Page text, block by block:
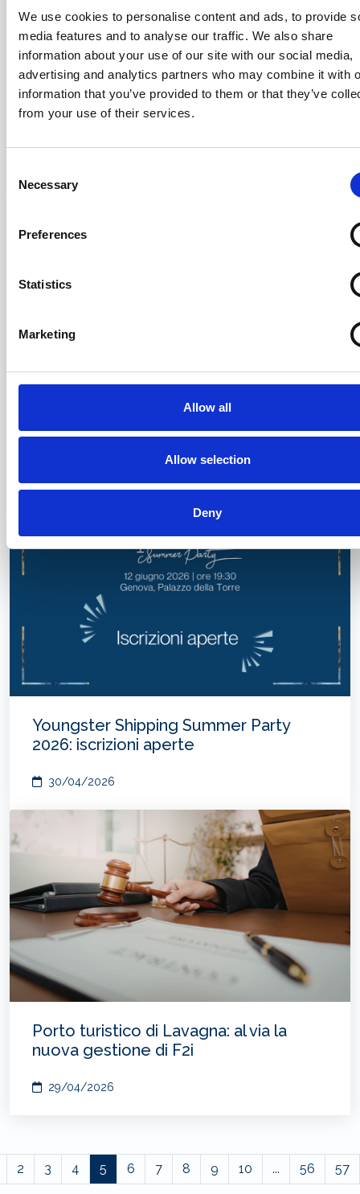
We use cookies to personalise content and ads, to provide
media features and to analyse our traffic. We also share
information about your use of our site with our social media,
advertising and analytics partners who may combine it with
information that you’ve provided to them or that they’ve
from your use of their services.
Selection
Necessary
Preferences
Statistics
Marketing
Allow all
Allow selection
Deny
situazione attuale del porto di Genova
Youngster Shipping Summer Party
2026: iscrizioni aperte
30/04/2026
Porto turistico di Lavagna: al via la
nuova gestione di F2i
29/04/2026
2 3 4 5 6 7 8 9 10 ... 56 57